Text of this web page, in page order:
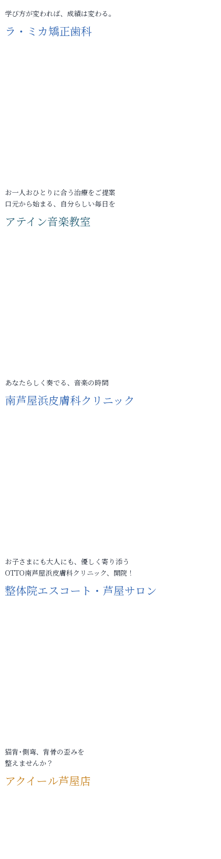
学び方が変われば、成績は変わる。
ラ・ミカ矯正歯科
お一人おひとりに合う治療をご提案
口元から始まる、自分らしい毎日を
アテイン音楽教室
あなたらしく奏でる、音楽の時間
南芦屋浜皮膚科クリニック
お子さまにも大人にも、優しく寄り添う
OTTO南芦屋浜皮膚科クリニック、開院！
整体院エスコート・芦屋サロン
猫背･側弯、背骨の歪みを
整えませんか？
アクイール芦屋店